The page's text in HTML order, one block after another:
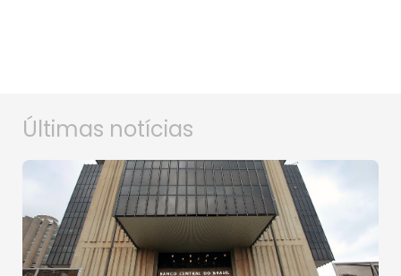
Últimas notícias